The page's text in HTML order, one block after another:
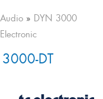
» DYN 3000
DT